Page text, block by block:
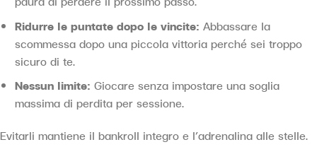
Ridurre le puntate dopo le vincite: Abbassare la
scommessa dopo una piccola vittoria perché sei troppo
sicuro di te.
Nessun limite: Giocare senza impostare una soglia
massima di perdita per sessione.
Evitarli mantiene il bankroll integro e l’adrenalina alle stelle.